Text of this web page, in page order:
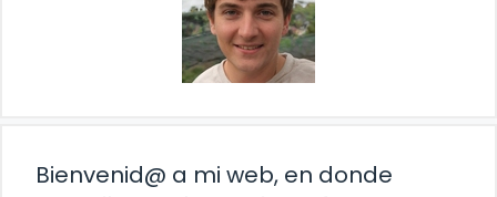
Bienvenid@ a mi web, en donde